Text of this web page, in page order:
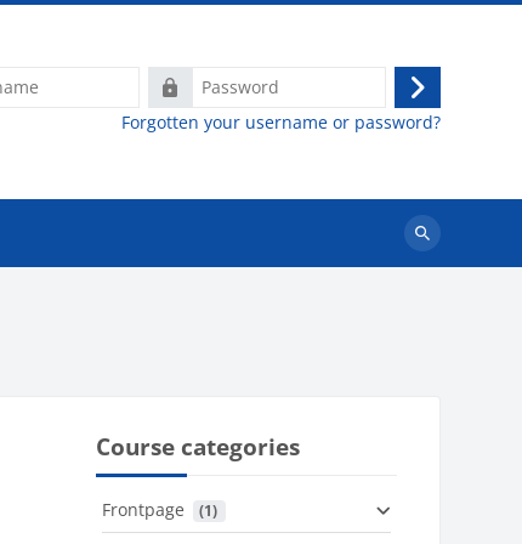
Password
Log
in
Forgotten your username or password?
Search
Course categories
Frontpage (1)